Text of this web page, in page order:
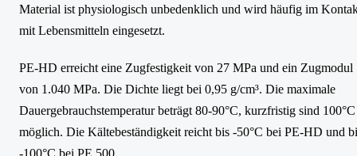
Material ist physiologisch unbedenklich und wird häufig im
mit Lebensmitteln eingesetzt.
PE-HD erreicht eine Zugfestigkeit von 27 MPa und ein Zugmodul
von 1.040 MPa. Die Dichte liegt bei 0,95 g/cm³. Die maximale
Dauergebrauchstemperatur beträgt 80-90°C, kurzfristig sind 100°C
möglich. Die Kältebeständigkeit reicht bis -50°C bei PE-HD und
-100°C bei PE 500.